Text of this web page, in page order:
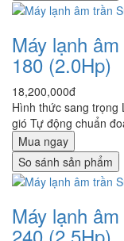
Máy lạnh
180 (2.0Hp)
18,200,000đ
Hình thức sang trọng
gió Tự động chuẩn
Mua ngay
So sánh sản phẩm
Máy lạnh